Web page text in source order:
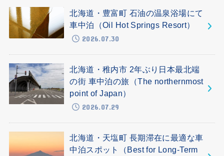
北海道・豊富町 石油の温泉浴場にて
車中泊（Oil Hot Springs Resort）
2026.07.30
北海道・稚内市 2年ぶり日本最北端
の街 車中泊の旅（The northernmost
point of Japan）
2026.07.29
北海道・天塩町 長期滞在に最適な車
中泊スポット（Best for Long-Term